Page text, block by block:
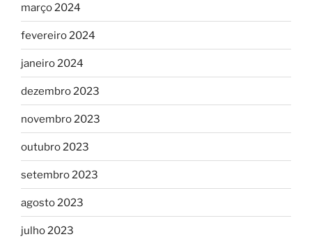
março 2024
fevereiro 2024
janeiro 2024
dezembro 2023
novembro 2023
outubro 2023
setembro 2023
agosto 2023
julho 2023